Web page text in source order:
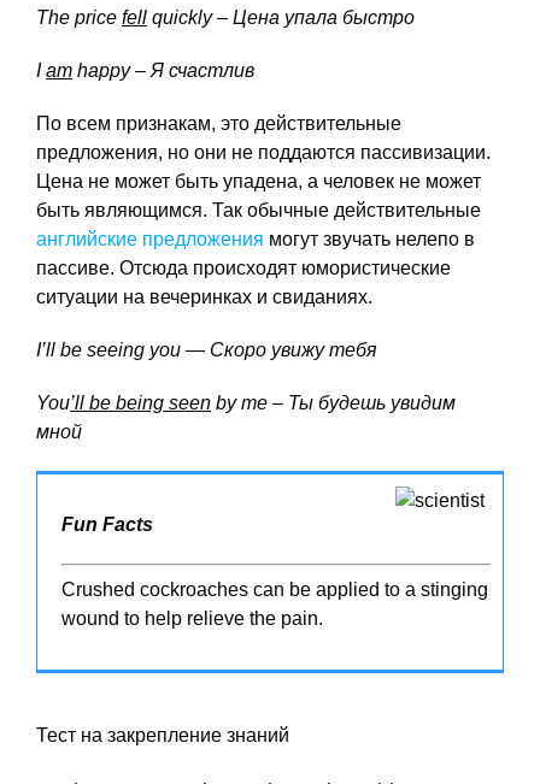
The price fell quickly – Цена упала быстро
Iam happy – Я счастлив
По всем признакам, это действительные
предложения, но они не поддаются пассивизации.
Цена не может быть упадена, а человек не может
быть являющимся. Так обычные действительные
английские предложения могут звучать нелепо в
пассиве. Отсюда происходят юмористические
ситуации на вечеринках и свиданиях.
I’ll be seeing you — Скоро увижутебя
You’ll be being seen by me – Ты будешь увидим
мной
Fun Facts
Crushed cockroaches can be applied to a stinging
wound to help relieve the pain.
Тест на закрепление знаний